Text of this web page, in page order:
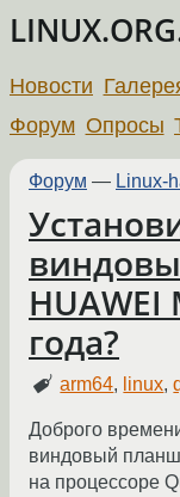
Новости
Форум Опросы
Форум — Linux-
HUAWEI
года?
arm64, linux,
Доброго
виндовый
на процессоре